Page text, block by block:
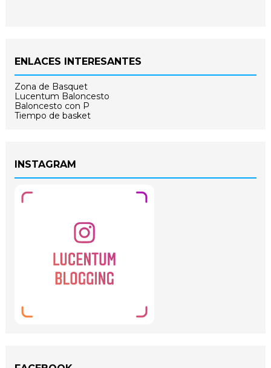
ENLACES INTERESANTES
Zona de Basquet
Lucentum Baloncesto
Baloncesto con P
Tiempo de basket
INSTAGRAM